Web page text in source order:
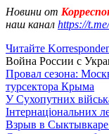
Новини от
наш канал https://
Читайте
Война России с
Провал сезона:
турсектора Крыма
У Сухопутних
Інтернаціональних
Взрыв в